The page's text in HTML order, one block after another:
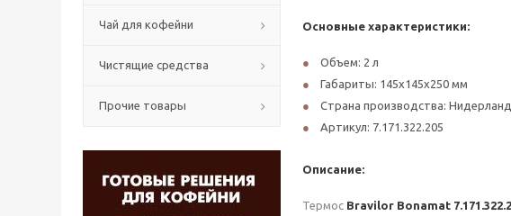
Чай для кофейни
Чистящие средства
Прочие товары
Основные характеристики:
Объем: 2 л
Габариты: 145x145х250 мм
Страна производства:
Артикул: 7.171.322.205
Описание:
Термос Bravilor Bonamat